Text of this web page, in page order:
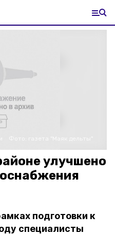
улучшено
подготовки к
специалисты